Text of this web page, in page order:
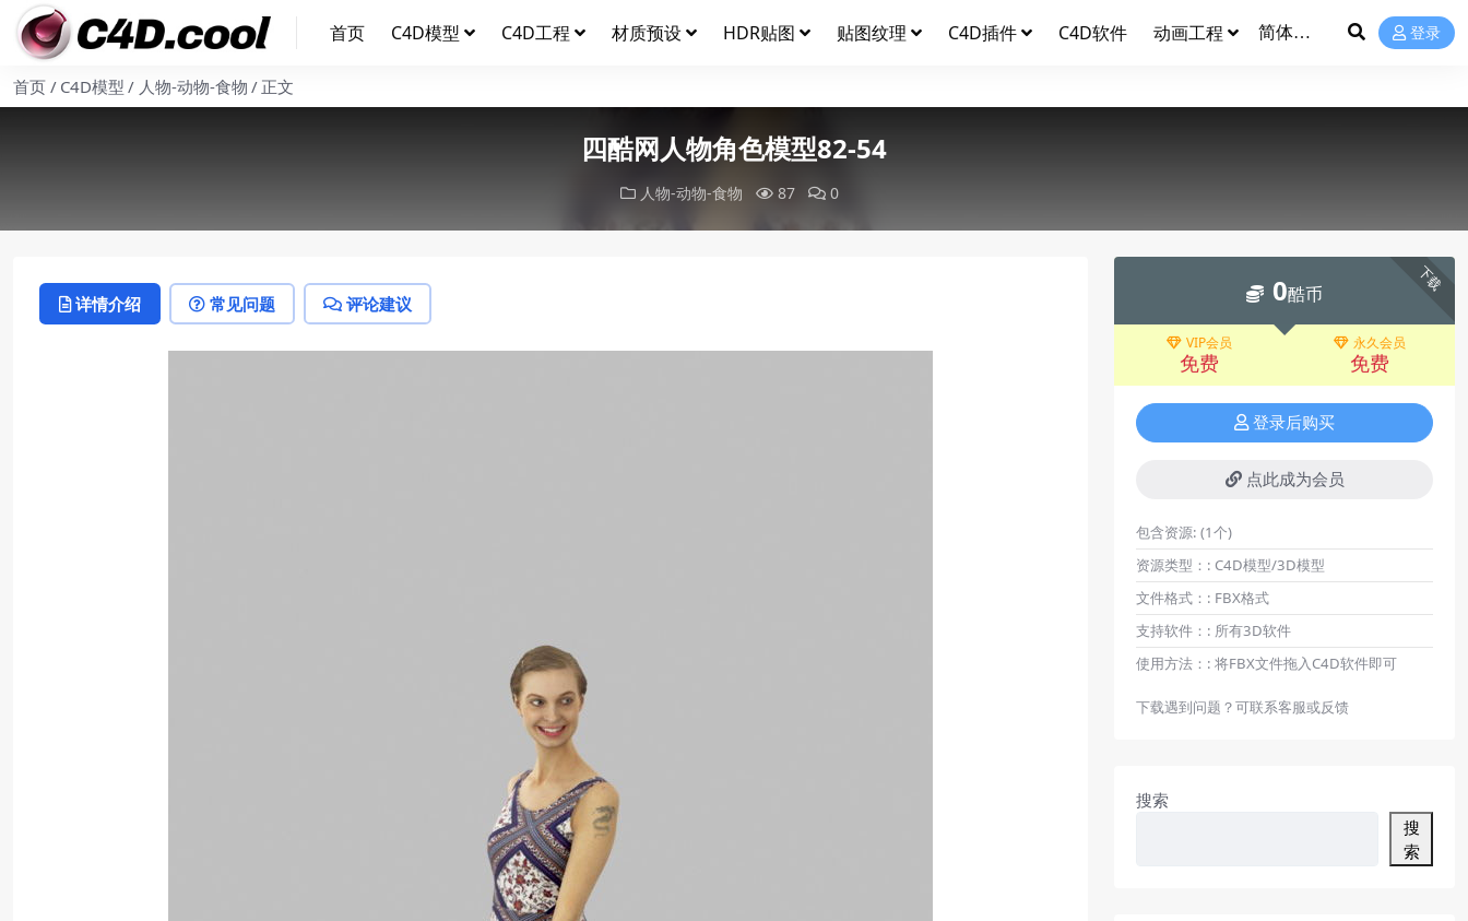
首页 C4D模型 C4D工程 材质预设 HDR贴图 贴图纹理 C4D插件 C4D软件 动画工程 登录
首页 C4D模型 人物-动物-食物 正文
四酷网人物角色模型82-54
人物-动物-食物 87 0
详情介绍 常见问题 评论建议
下载
0酷币
VIP会员
免费
永久会员
免费
登录后购买
点此成为会员
包含资源: (1个)
资源类型：: C4D模型/3D模型
文件格式：: FBX格式
支持软件：: 所有3D软件
使用方法：: 将FBX文件拖入C4D软件即可
下载遇到问题？可联系客服或反馈
搜索
搜
索